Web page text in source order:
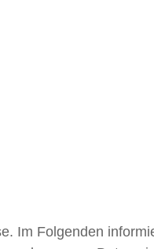
Im Folgenden